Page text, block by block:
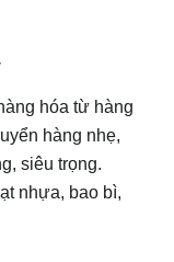
hóa từ hàng
hàng nhẹ,
siêu trọng.
nhựa, bao bì,